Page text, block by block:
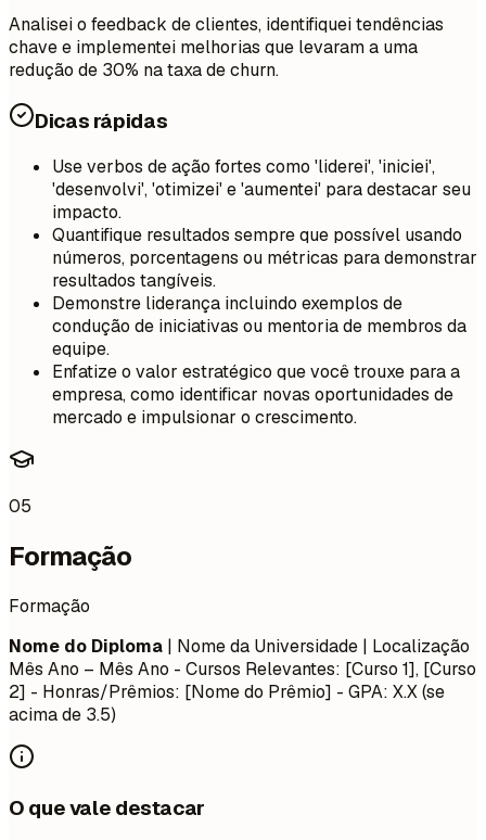
Analisei o feedback de clientes, identifiquei tendências
chave e implementei melhorias que levaram a uma
redução de 30% na taxa de churn.
Dicas rápidas
Use verbos de ação fortes como 'liderei', 'iniciei',
'desenvolvi', 'otimizei' e 'aumentei' para destacar seu
impacto.
Quantifique resultados sempre que possível usando
números, porcentagens ou métricas para demonstrar
resultados tangíveis.
Demonstre liderança incluindo exemplos de
condução de iniciativas ou mentoria de membros da
equipe.
Enfatize o valor estratégico que você trouxe para a
empresa, como identificar novas oportunidades de
mercado e impulsionar o crescimento.
05
Formação
Formação
Nome do Diploma | Nome da Universidade | Localização
Mês Ano – Mês Ano - Cursos Relevantes: [Curso 1], [Curso
2] - Honras/Prêmios: [Nome do Prêmio] - GPA: X.X (se
acima de 3.5)
O que vale destacar